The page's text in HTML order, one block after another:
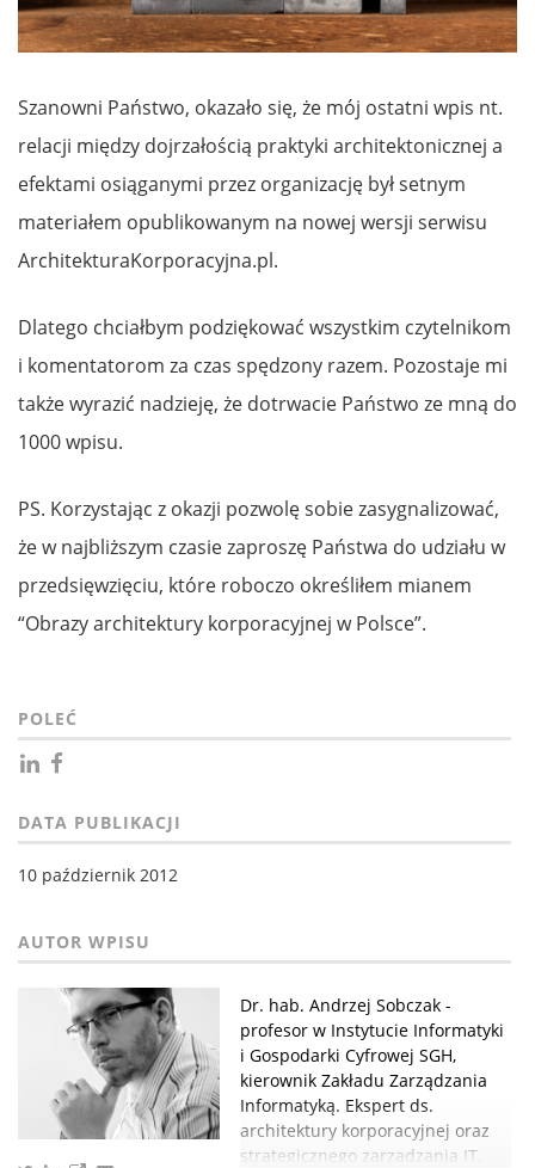
Szanowni Państwo, okazało się, że mój ostatni wpis nt.
relacji między dojrzałością praktyki architektonicznej a
efektami osiąganymi przez organizację był setnym
materiałem opublikowanym na nowej wersji serwisu
ArchitekturaKorporacyjna.pl.
Dlatego chciałbym podziękować wszystkim czytelnikom
i komentatorom za czas spędzony razem. Pozostaje mi
także wyrazić nadzieję, że dotrwacie Państwo ze mną do
1000 wpisu.
PS. Korzystając z okazji pozwolę sobie zasygnalizować,
że w najbliższym czasie zaproszę Państwa do udziału w
przedsięwzięciu, które roboczo określiłem mianem
“Obrazy architektury korporacyjnej w Polsce”.
POLEĆ
DATA PUBLIKACJI
10 październik 2012
Dr. hab. Andrzej Sobczak -
profesor w Instytucie Informatyki
i Gospodarki Cyfrowej SGH,
kierownik Zakładu Zarządzania
Informatyką. Ekspert ds.
architektury korporacyjnej oraz
strategicznego zarządzania IT.